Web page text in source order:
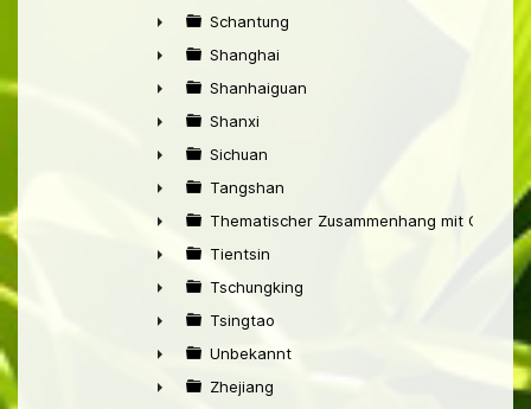
►
►
Schantung
►
Shanghai
►
Shanhaiguan
►
Shanxi
►
Sichuan
►
Tangshan
►
Thematischer Zusammenhang mit China
►
Tientsin
►
Tschungking
►
Tsingtao
►
Unbekannt
Zhejiang